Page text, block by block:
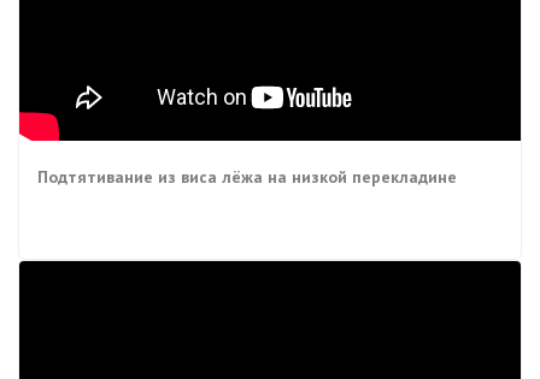
Подтятивание из виса лёжа на низкой перекладине